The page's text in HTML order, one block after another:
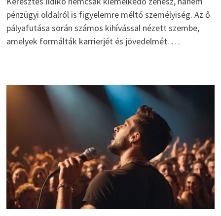
pénzügyi oldalról is figyelemre méltó személyiség. Az ő
pályafutása során számos kihívással nézett szembe,
amelyek formálták karrierjét és jövedelmét. …